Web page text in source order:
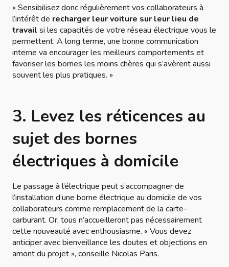
« Sensibilisez donc régulièrement vos collaborateurs à
l’intérêt de recharger leur voiture sur leur lieu de
travail si les capacités de votre réseau électrique vous le
permettent. A long terme, une bonne communication
interne va encourager les meilleurs comportements et
favoriser les bornes les moins chères qui s’avèrent aussi
souvent les plus pratiques. »
3. Levez les réticences au
sujet des bornes
électriques à domicile
Le passage à l’électrique peut s’accompagner de
l’installation d’une borne électrique au domicile de vos
collaborateurs comme remplacement de la carte-
carburant. Or, tous n’accueilleront pas nécessairement
cette nouveauté avec enthousiasme. « Vous devez
anticiper avec bienveillance les doutes et objections en
amont du projet », conseille Nicolas Paris.